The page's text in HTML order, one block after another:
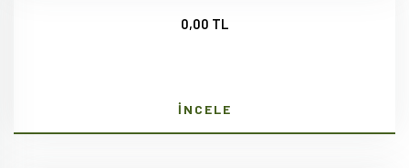
0,00 TL
İNCELE